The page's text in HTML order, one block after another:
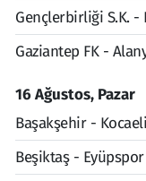
Gençlerbirliği S.K. -
Gaziantep FK -
16 Ağustos, Pazar
Başakşehir -
Beşiktaş - Eyüpspor